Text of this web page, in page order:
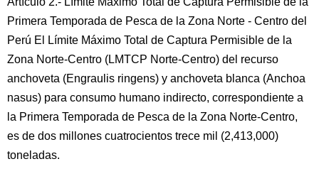
Primera Temporada de Pesca de la Zona Norte - Centro del
Perú El Límite Máximo Total de Captura Permisible de la
Zona Norte-Centro (LMTCP Norte-Centro) del recurso
anchoveta (Engraulis ringens) y anchoveta blanca (Anchoa
nasus) para consumo humano indirecto, correspondiente a
la Primera Temporada de Pesca de la Zona Norte-Centro,
es de dos millones cuatrocientos trece mil (2,413,000)
toneladas.